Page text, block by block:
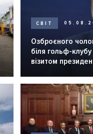
СВІТ
Озброєного
біля гольф-
візитом